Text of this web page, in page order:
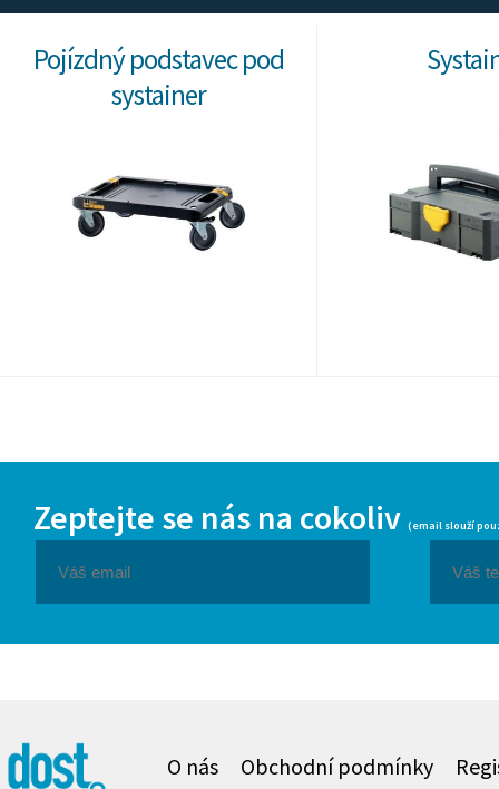
Pojízdný podstavec pod
systainer
Zeptejte se nás na cokoliv (email slouží
O nás Obchodní podmínky